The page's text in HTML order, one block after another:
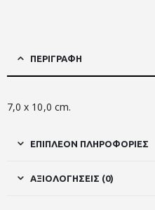
ΠΕΡΙΓΡΑΦΉ
7,0 x 10,0 cm.
ΕΠΙΠΛΈΟΝ ΠΛΗΡΟΦΟΡΊΕΣ
ΑΞΙΟΛΟΓΉΣΕΙΣ (0)